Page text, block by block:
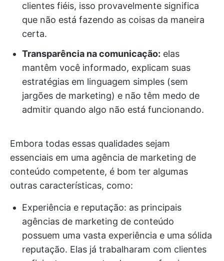
clientes fiéis, isso provavelmente significa
que não está fazendo as coisas da maneira
certa.
Transparência na comunicação: elas
mantêm você informado, explicam suas
estratégias em linguagem simples (sem
jargões de marketing) e não têm medo de
admitir quando algo não está funcionando.
Embora todas essas qualidades sejam
essenciais em uma agência de marketing de
conteúdo competente, é bom ter algumas
outras características, como:
Experiência e reputação: as principais
agências de marketing de conteúdo
possuem uma vasta experiência e uma sólida
reputação. Elas já trabalharam com clientes